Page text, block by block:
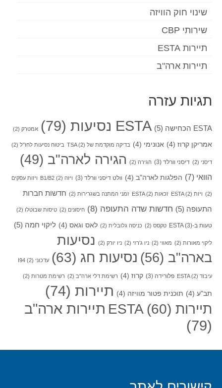
שינוי חוק הוויזה
שירותי CBP
תיירות ESTA
תיירות ארה"ב
תגיות עזרה
ESTA הכחישה (5) ESTA נסיעות (79) אמטרק (2)
אמריקן קרוז (4) אנונימי (4) בדיקה מוקדמת של TSA (2) ביטוח נסיעות לחו"ל (2)
דיסני (2) דיסני וורלד (3) הגירה (2) הגירה לארה"ב (49)
הוואי (7) הפלגות לארה"ב (4) וולט דיסני וורלד (3) ויזה B1/B2 (2) ויזות עסקים
(2) ויזת ESTA (2) זכאות ESTA (2) זמני המתנה בשגרירות (2)
חדשות חברות
התעופה (5) חדשות שדה התעופה (8) חיסונים (2) טיסות שבוטלו (2)
טעות ב-ESTA(3) טקסס (2) כניסה גלובלית (2) לאס וגאס (4) ליקוי חמה (5)
ליקוי מאורות (2) מאווי (2) ניו ג'רזי (2) ניו יורק (2)
נסיעות
בארה"ב (56) נסיעות חג (63) עדכוני I94 (2)
עיבוד ESTA (2) פלורידה (3) קרוז (4) רשימת דלי ארה"ב (2) רשימת מטרות (2)
תב"ע (4) תוכנית פטור מוויזה (4) תיירות (74)
תיירות ESTA (60)
תיירות ארה"ב
(79)